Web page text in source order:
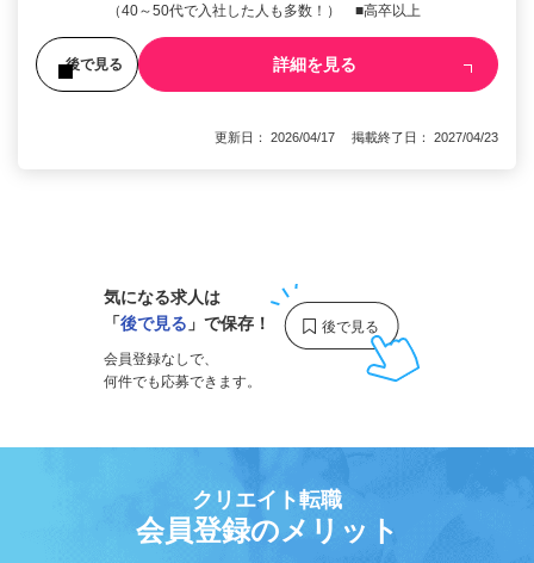
（40～50代で入社した人も多数！） ■高卒以上
後で見る 詳細を見る
更新日： 2026/04/17 掲載終了日： 2027/04/23
気になる求人は
「後で見る 」で保存！
会員登録なしで、
何件でも応募できます。
クリエイト転職
会員登録のメリット